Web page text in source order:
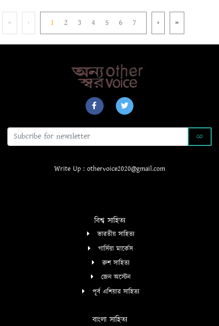
« ‹ 1 2 3 4 5 6 7 › »
GO
Write Up : othervoice2020@gmail.com
বিশ্ব সাহিত্য
ভারতীয় সাহিত্য
গার্সিয়া মার্কেস
রুশ সাহিত্য
জেন অস্টেন
পূর্ব এশিয়ার সাহিত্য
বাংলা সাহিত্য